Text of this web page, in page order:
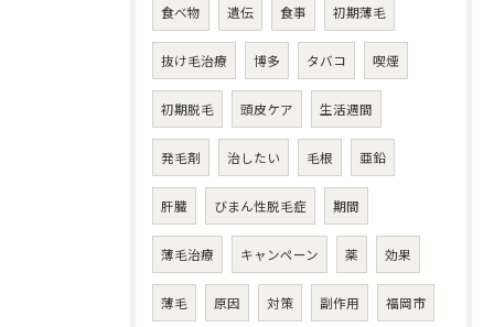
食べ物 遺伝 食事 初期薄毛
抜け毛治療 博多 タバコ 喫煙
初期脱毛 頭皮ケア 生活週間
発毛剤 治したい 毛根 亜鉛
肝臓 びまん性脱毛症 期間
薄毛治療 キャンペーン 薬 効果
薄毛 原因 対策 副作用 福岡市